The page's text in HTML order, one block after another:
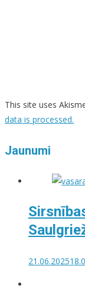
This site uses
data is processed.
Jaunumi
21.06.2025